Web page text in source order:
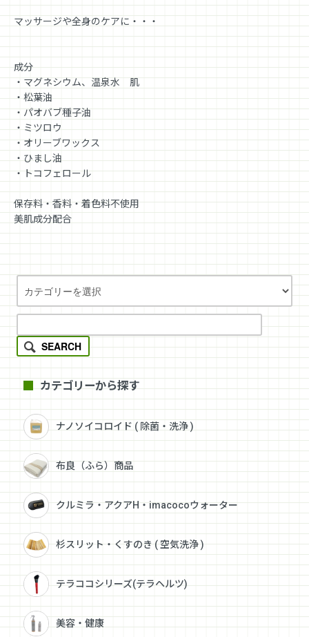
マッサージや全身のケアに・・・
成分
・マグネシウム、温泉水 肌
・松葉油
・パオバブ種子油
・ミツロウ
・オリーブワックス
・ひまし油
・トコフェロール
保存料・香料・着色料不使用
美肌成分配合
SEARCH
カテゴリーから探す
ナノソイコロイド ( 除菌・洗浄 )
布良（ふら）商品
クルミラ・アクアH・imacocoウォーター
杉スリット・くすのき ( 空気洗浄 )
テラココシリーズ(テラヘルツ)
美容・健康